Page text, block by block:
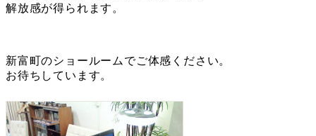
解放感が得られます。
新富町のショールームでご体感ください。
お待ちしています。